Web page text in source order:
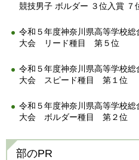
競技男子 ボルダー ３位入賞 ７
令和５年度神奈川県高等学校
大会 リード種目 第５位
令和５年度神奈川県高等学校
大会 スピード種目 第１位
令和５年度神奈川県高等学校
大会 ボルダー種目 第２位
部のPR